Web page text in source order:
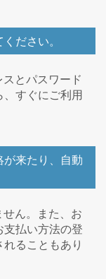
ださい。
とパスワード
すぐにご利用
来たり、自動
ん。また、お
払い方法の登
ることもあり